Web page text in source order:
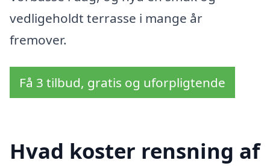
vedligeholdt terrasse i mange år
fremover.
Få 3 tilbud, gratis og uforpligtende
Hvad koster rensning af